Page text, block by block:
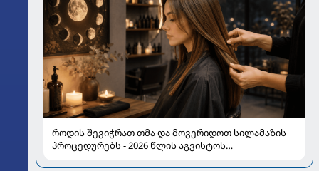
როდის შევიჭრათ თმა და მოვერიდოთ სილამაზის
პროცედურებს - 2026 წლის აგვისტოს